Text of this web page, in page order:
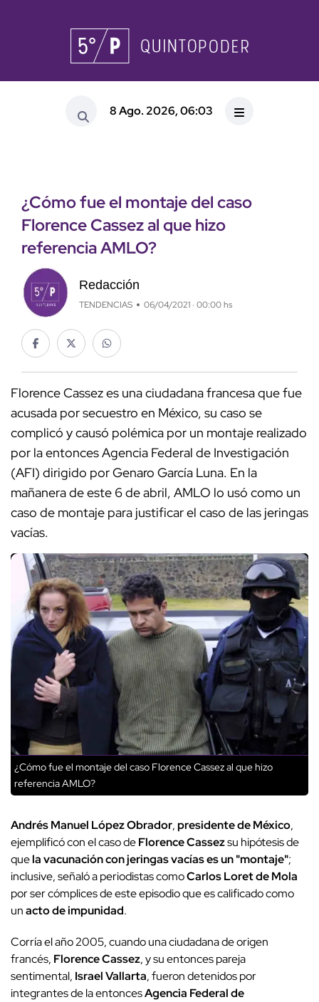
8 Ago. 2026, 06:03
¿Cómo fue el montaje del caso
Florence Cassez al que hizo
referencia AMLO?
Redacción
TENDENCIAS 06/04/2021 · 00:00 hs
Florence Cassez es una ciudadana francesa que fue
acusada por secuestro en México, su caso se
complicó y causó polémica por un montaje realizado
por la entonces Agencia Federal de Investigación
(AFI) dirigido por Genaro García Luna. En la
mañanera de este 6 de abril, AMLO lo usó como un
caso de montaje para justificar el caso de las jeringas
vacías.
¿Cómo fue el montaje del caso Florence Cassez al que hizo
referencia AMLO?
Andrés Manuel López Obrador,presidente de México,
ejemplificó con el caso deFlorence Cassezsu hipótesis de
quela vacunación con jeringas vacías es un "montaje";
inclusive, señaló a periodistas comoCarlos Loret de Mola
por ser cómplices de este episodio que es calificado como
unacto de impunidad.
Corría el año 2005, cuando una ciudadana de origen
francés, Florence Cassez, y su entonces pareja
sentimental, Israel Vallarta, fueron detenidos por
integrantes de la entoncesAgencia Federal de